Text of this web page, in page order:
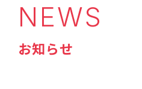
NEWS
お知らせ